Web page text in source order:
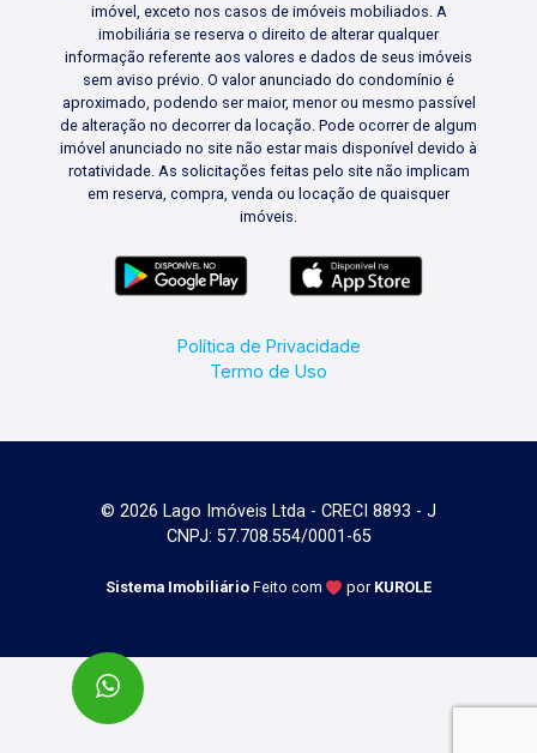
imóvel, exceto nos casos de imóveis mobiliados. A
imobiliária se reserva o direito de alterar qualquer
informação referente aos valores e dados de seus imóveis
sem aviso prévio. O valor anunciado do condomínio é
aproximado, podendo ser maior, menor ou mesmo passível
de alteração no decorrer da locação. Pode ocorrer de algum
imóvel anunciado no site não estar mais disponível devido à
rotatividade. As solicitações feitas pelo site não implicam
em reserva, compra, venda ou locação de quaisquer
imóveis.
Política de Privacidade
Termo de Uso
© 2026 Lago Imóveis Ltda - CRECI 8893 - J
CNPJ: 57.708.554/0001-65
Sistema Imobiliário Feito com por KUROLE